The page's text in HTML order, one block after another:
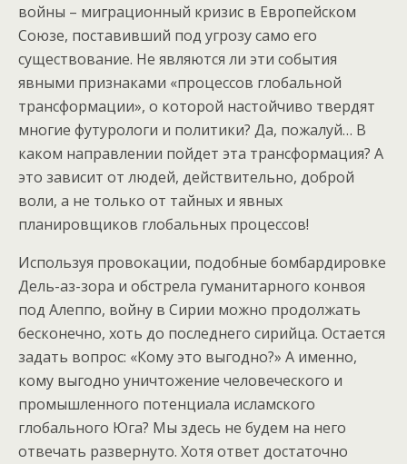
войны – миграционный кризис в Европейском
Союзе, поставивший под угрозу само его
существование. Не являются ли эти события
явными признаками «процессов глобальной
трансформации», о которой настойчиво твердят
многие футурологи и политики? Да, пожалуй… В
каком направлении пойдет эта трансформация? А
это зависит от людей, действительно, доброй
воли, а не только от тайных и явных
планировщиков глобальных процессов!
Используя провокации, подобные бомбардировке
Дель-аз-зора и обстрела гуманитарного конвоя
под Алеппо, войну в Сирии можно продолжать
бесконечно, хоть до последнего сирийца. Остается
задать вопрос: «Кому это выгодно?» А именно,
кому выгодно уничтожение человеческого и
промышленного потенциала исламского
глобального Юга? Мы здесь не будем на него
отвечать развернуто. Хотя ответ достаточно